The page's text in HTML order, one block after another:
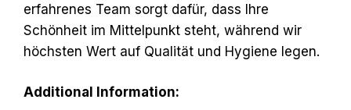
erfahrenes Team sorgt dafür, dass Ihre
Schönheit im Mittelpunkt steht, während wir
höchsten Wert auf Qualität und Hygiene legen.
Additional Information: